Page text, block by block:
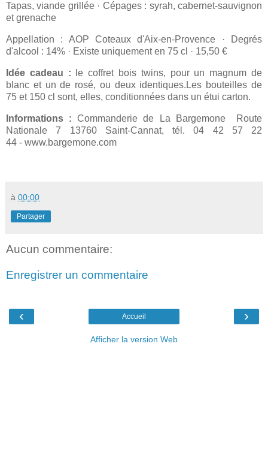
Tapas, viande grillée · Cépages : syrah, cabernet-sauvignon
et grenache
Appellation : AOP Coteaux d'Aix-en-Provence · Degrés
d'alcool : 14% · Existe uniquement en 75 cl · 15,50 €
Idée cadeau : le coffret bois twins, pour un magnum de
blanc et un de rosé, ou deux identiques.Les bouteilles de
75 et 150 cl sont, elles, conditionnées dans un étui carton.
Informations :
Commanderie de La Bargemone Route
Nationale 7 13760 Saint-Cannat, tél. 04 42 57 22
44 - www.bargemone.com
à 00:00
Partager
Aucun commentaire:
Enregistrer un commentaire
‹ ›
Accueil
Afficher la version Web